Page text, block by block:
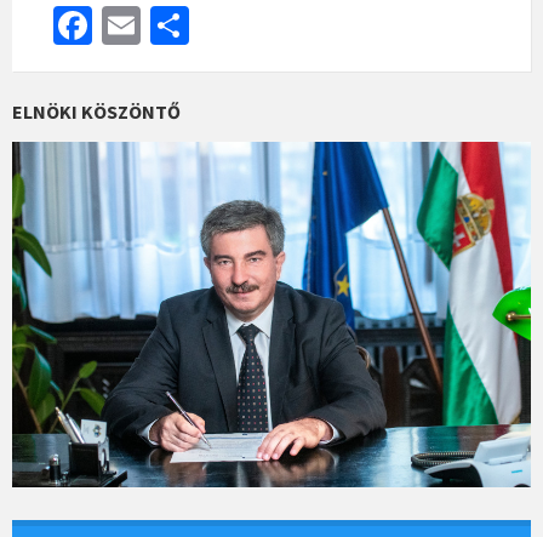
Fa
ce
b
o
o
k
E
m
ai
h
e
ELNÖKI KÖSZÖNTŐ